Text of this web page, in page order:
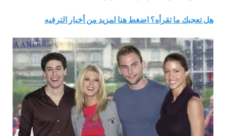
هل تعجبك ما تقرأه؟ اضغط هنا لمزيد من أخبار الترفيه